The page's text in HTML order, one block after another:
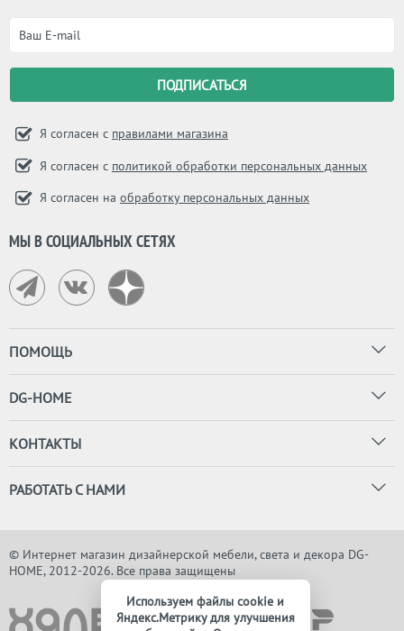
Я согласен с правилами магазина
Я согласен с политикой обработки персональных данных
Я согласен на обработку персональных данных
МЫ В СОЦИАЛЬНЫХ СЕТЯХ
ПОМОЩЬ
DG-HOME
КОНТАКТЫ
РАБОТАТЬ С НАМИ
© Интернет магазин дизайнерской мебели, света и декора DG-
HOME, 2012-2026. Все права защищены
Используем файлы cookie и
Яндекс.Метрику для улучшения